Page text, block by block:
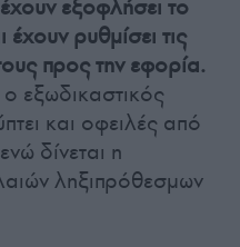
εξοφλήσει το
ρυθμίσει τις
προς την εφορία.
εξωδικαστικός
και οφειλές από
δίνεται η
ληξιπρόθεσμων